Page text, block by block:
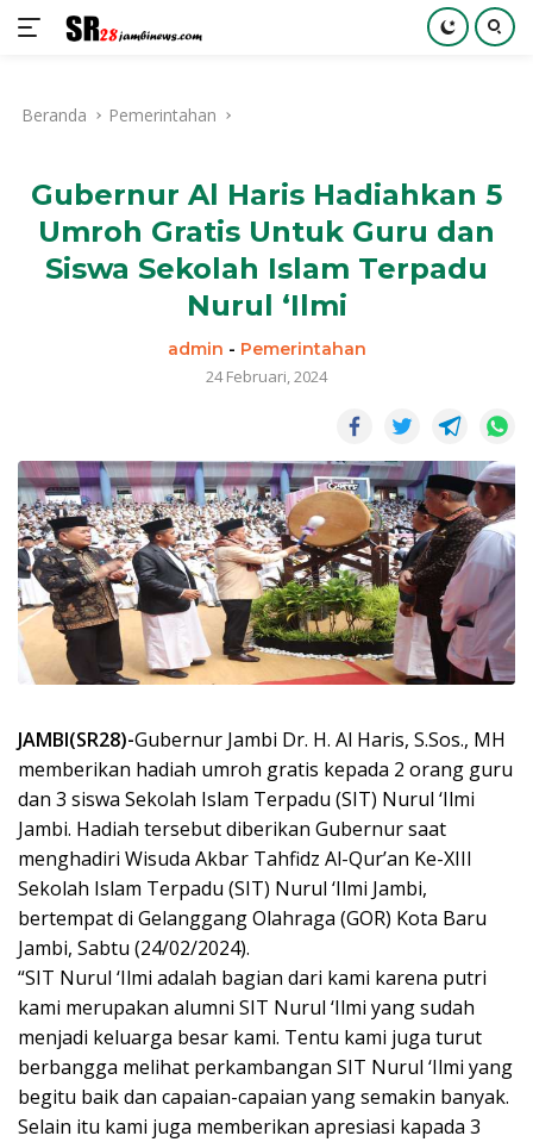
kontenBeranda Pemerintahan
Gubernur Al Haris Hadiahkan 5
Umroh Gratis Untuk Guru dan
Siswa Sekolah Islam Terpadu
Nurul ‘Ilmi
admin - Pemerintahan
24 Februari, 2024
JAMBI(SR28)-Gubernur Jambi Dr. H. Al Haris, S.Sos., MH
memberikan hadiah umroh gratis kepada 2 orang guru
dan 3 siswa Sekolah Islam Terpadu (SIT) Nurul ‘Ilmi
Jambi. Hadiah tersebut diberikan Gubernur saat
menghadiri Wisuda Akbar Tahfidz Al-Qur’an Ke-XIII
Sekolah Islam Terpadu (SIT) Nurul ‘Ilmi Jambi,
bertempat di Gelanggang Olahraga (GOR) Kota Baru
Jambi, Sabtu (24/02/2024).
“SIT Nurul ‘Ilmi adalah bagian dari kami karena putri
kami merupakan alumni SIT Nurul ‘Ilmi yang sudah
menjadi keluarga besar kami. Tentu kami juga turut
berbangga melihat perkambangan SIT Nurul ‘Ilmi yang
begitu baik dan capaian-capaian yang semakin banyak.
Selain itu kami juga memberikan apresiasi kapada 3